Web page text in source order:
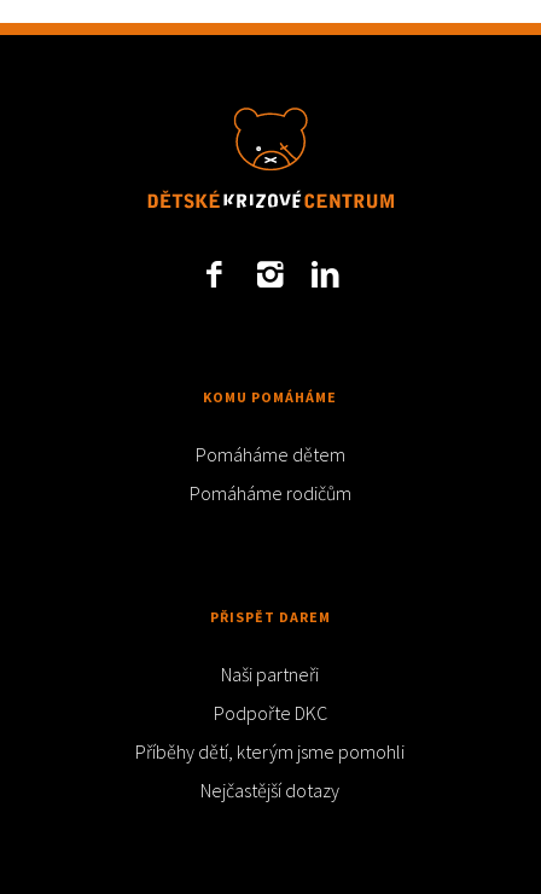
KOMU POMÁHÁME
Pomáháme dětem
Pomáháme rodičům
PŘISPĚT DAREM
Naši partneři
Podpořte DKC
Příběhy dětí, kterým jsme pomohli
Nejčastější dotazy